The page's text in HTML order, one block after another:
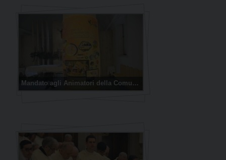
Mandato agli Animatori della Comunicazione